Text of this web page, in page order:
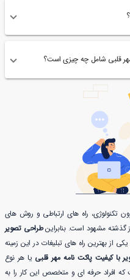
مهر قلبی شامل چه چیزی است؟
تکنولوژی، راه های ارتباطی و روش های
گذشته مشهود است. بنابراینطراحی تصویر
از بهترین راه های تبلیغات در این زمینه
با کیفیت پاکت نامه مهر قلبی یا هر نوع
افراد حرفه ای و متخصص این کار را به